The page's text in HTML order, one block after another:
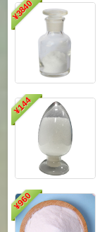
¥
3840
¥
144
¥
960